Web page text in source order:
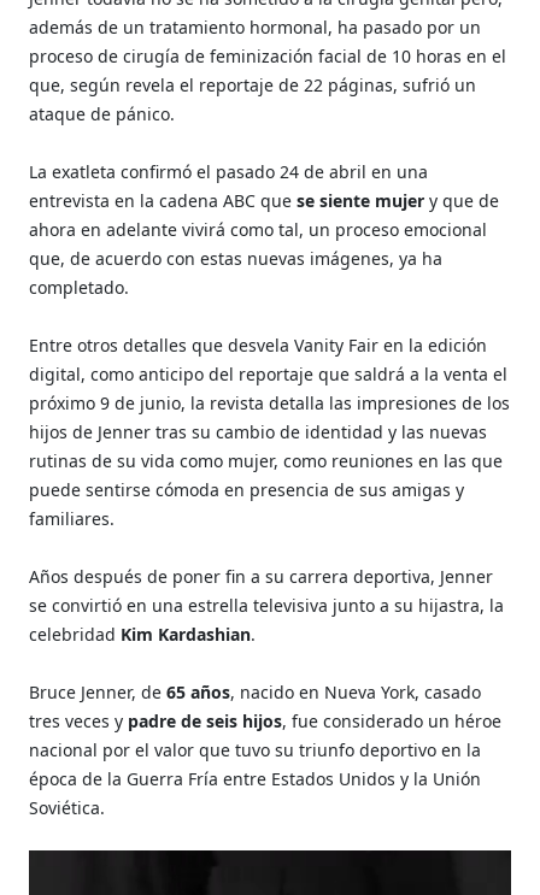
además de un tratamiento hormonal, ha pasado por un
proceso de cirugía de feminización facial de 10 horas en el
que, según revela el reportaje de 22 páginas, sufrió un
ataque de pánico.
La exatleta confirmó el pasado 24 de abril en una
entrevista en la cadena ABC quese siente mujer y que de
ahora en adelante vivirá como tal, un proceso emocional
que, de acuerdo con estas nuevas imágenes, ya ha
completado.
Entre otros detalles que desvela Vanity Fair en la edición
digital, como anticipo del reportaje que saldrá a la venta el
próximo 9 de junio, la revista detalla las impresiones de los
hijos de Jenner tras su cambio de identidad y las nuevas
rutinas de su vida como mujer, como reuniones en las que
puede sentirse cómoda en presencia de sus amigas y
familiares.
Años después de poner fin a su carrera deportiva, Jenner
se convirtió en una estrella televisiva junto a su hijastra, la
celebridad Kim Kardashian.
Bruce Jenner, de 65 años, nacido en Nueva York, casado
tres veces y padre de seis hijos, fue considerado un héroe
nacional por el valor que tuvo su triunfo deportivo en la
época de la Guerra Fría entre Estados Unidos y la Unión
Soviética.